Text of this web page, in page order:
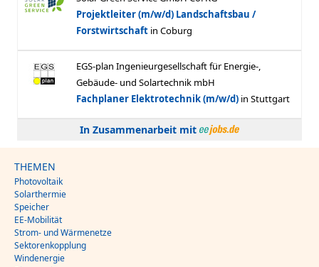
In Zusammenarbeit mit
THEMEN
Photovoltaik
Solarthermie
Speicher
EE-Mobilität
Strom- und Wärmenetze
Sektorenkopplung
Windenergie